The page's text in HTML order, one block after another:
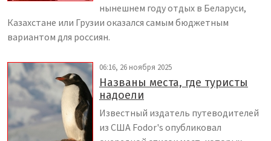
нынешнем году отдых в Беларуси,
Казахстане или Грузии оказался самым бюджетным
вариантом для россиян.
06:16, 26 ноября 2025
Названы места, где туристы
надоели
Известный издатель путеводителей
из США Fodor's опубликовал